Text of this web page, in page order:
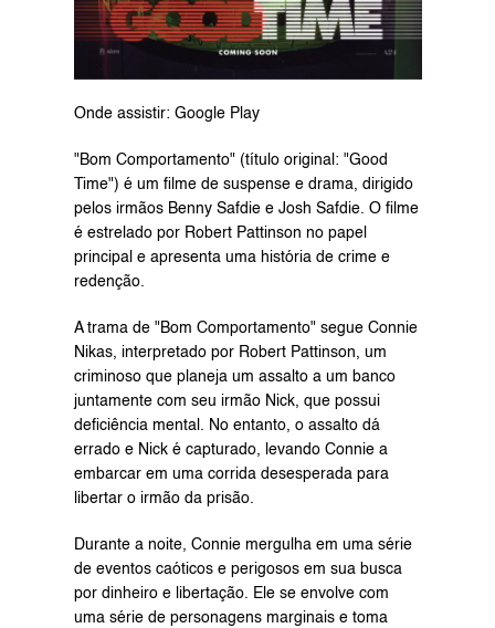
Onde assistir: Google Play
"Bom Comportamento" (título original: "Good
Time") é um filme de suspense e drama, dirigido
pelos irmãos Benny Safdie e Josh Safdie. O filme
é estrelado por Robert Pattinson no papel
principal e apresenta uma história de crime e
redenção.
A trama de "Bom Comportamento" segue Connie
Nikas, interpretado por Robert Pattinson, um
criminoso que planeja um assalto a um banco
juntamente com seu irmão Nick, que possui
deficiência mental. No entanto, o assalto dá
errado e Nick é capturado, levando Connie a
embarcar em uma corrida desesperada para
libertar o irmão da prisão.
Durante a noite, Connie mergulha em uma série
de eventos caóticos e perigosos em sua busca
por dinheiro e libertação. Ele se envolve com
uma série de personagens marginais e toma